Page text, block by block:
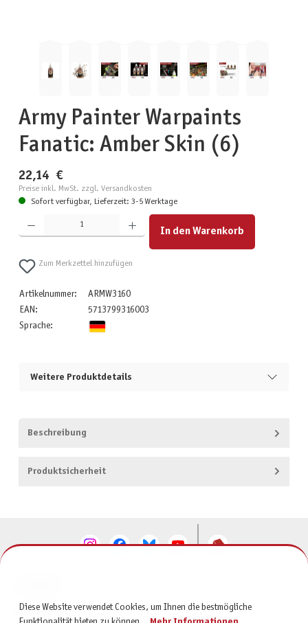
Army Painter Warpaints
Fanatic: Amber Skin (6)
22,14 €
Preise inkl. MwSt. zzgl. Versandkosten
Sofort verfügbar, Lieferzeit: 3-5 Werktage
Produkt Anzahl: Gib den gewünschten Wert ein oder benutze die Schaltflächen um die Anzahl zu
In den Warenkorb
Zum Merkzettel hinzufügen
Artikelnummer:
ARMW3160
EAN:
5713799316003
Sprache:
Weitere Produktdetails
Beschreibung
Produktsicherheit
SERVICE
Diese Website verwendet Cookies, um Ihnen die bestmögliche